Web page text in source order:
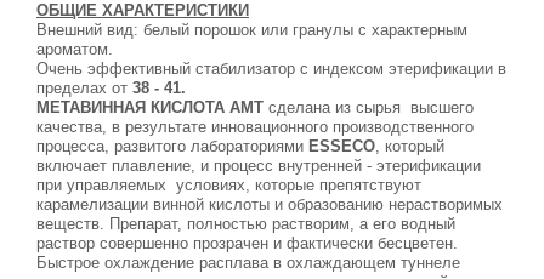
ОБЩИЕ ХАРАКТЕРИСТИКИ
Внешний вид: белый порошок или гранулы с характерным
ароматом.
Очень эффективный стабилизатор с индексом этерификации в
пределах от 38 - 41.
МЕТАВИННАЯ КИСЛОТА АМТ сделана из сырья
высшего
качества, в результате инновационного производственного
процесса, развитого лабораториями ESSECO, который
включает плавление, и процесс внутренней - этерификации
при управляемых условиях, которые препятствуют
карамелизации винной кислоты и образованию нерастворимых
веществ. Препарат, полностью растворим, а его водный
раствор совершенно прозрачен и фактически бесцветен.
Быстрое охлаждение расплава в охлаждающем туннеле